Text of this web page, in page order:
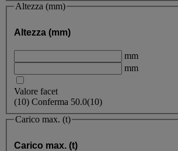
Altezza (mm)
Altezza (mm)
mm
mm
Valore facet
(10) Conferma 50.0(10)
Carico max. (t)
Carico max. (t)